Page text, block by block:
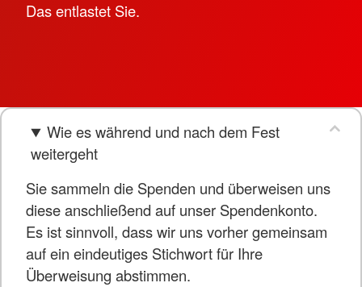
Das entlastet Sie.
Wie es während und nach dem Fest
weitergeht
Sie sammeln die Spenden und überweisen uns
diese anschließend auf unser Spendenkonto.
Es ist sinnvoll, dass wir uns vorher gemeinsam
auf ein eindeutiges Stichwort für Ihre
Überweisung abstimmen.